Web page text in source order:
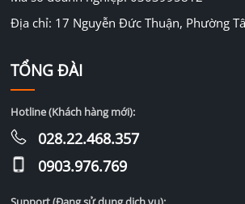
Địa chỉ: 17 Nguyễn Đức Thuận, Phường
TỔNG ĐÀI
Hotline (Khách hàng mới):
028.22.468.357
0903.976.769